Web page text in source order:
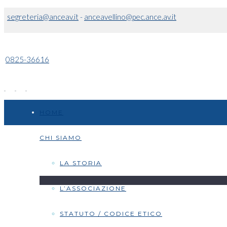
segreteria@anceav.it- anceavellino@pec.ance.av.it
0825-36616
CHI SIAMO
LA STORIA
L’ASSOCIAZIONE
STATUTO / CODICE ETICO